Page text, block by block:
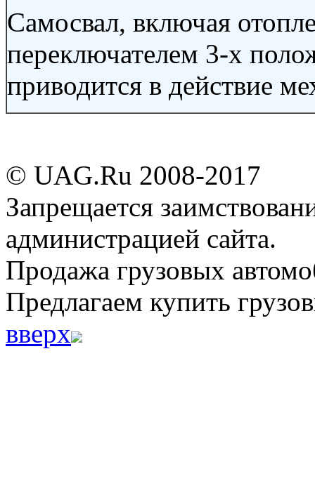
Самосвал, включая
переключателем 3-х
приводится в действие
© UAG.Ru 2008-2017
Запрещается
администрацией сайта.
Продажа грузовых
Предлагаем купить
вверх